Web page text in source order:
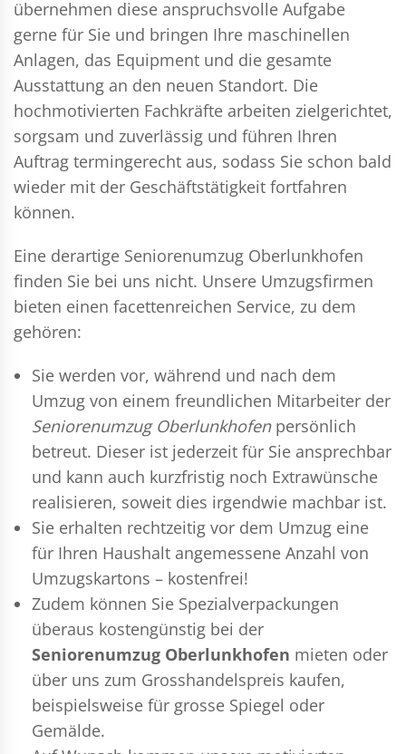
übernehmen diese anspruchsvolle Aufgabe
gerne für Sie und bringen Ihre maschinellen
Anlagen, das Equipment und die gesamte
Ausstattung an den neuen Standort. Die
hochmotivierten Fachkräfte arbeiten zielgerichtet,
sorgsam und zuverlässig und führen Ihren
Auftrag termingerecht aus, sodass Sie schon bald
wieder mit der Geschäftstätigkeit fortfahren
können.
Eine derartige Seniorenumzug Oberlunkhofen
finden Sie bei uns nicht. Unsere Umzugsfirmen
bieten einen facettenreichen Service, zu dem
gehören:
Sie werden vor, während und nach dem
Umzug von einem freundlichen Mitarbeiter der
Seniorenumzug Oberlunkhofenpersönlich
betreut. Dieser ist jederzeit für Sie ansprechbar
und kann auch kurzfristig noch Extrawünsche
realisieren, soweit dies irgendwie machbar ist.
Sie erhalten rechtzeitig vor dem Umzug eine
für Ihren Haushalt angemessene Anzahl von
Umzugskartons – kostenfrei!
Zudem können Sie Spezialverpackungen
überaus kostengünstig bei der
Seniorenumzug Oberlunkhofen mieten oder
über uns zum Grosshandelspreis kaufen,
beispielsweise für grosse Spiegel oder
Gemälde.